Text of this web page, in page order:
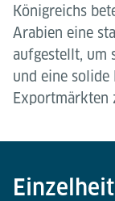
Königreichs
Arabien eine
aufgestellt, um
und eine
Exportmärkten